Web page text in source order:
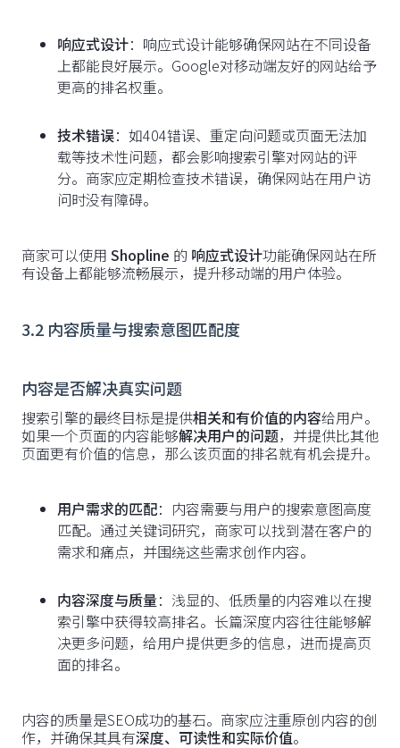
响应式设计：响应式设计能够确保网站在不同设备
上都能良好展示。Google对移动端友好的网站给予
更高的排名权重。
技术错误：如404错误、重定向问题或页面无法加
载等技术性问题，都会影响搜索引擎对网站的评
分。商家应定期检查技术错误，确保网站在用户访
问时没有障碍。
商家可以使用 Shopline 的 响应式设计功能确保网站在所
有设备上都能够流畅展示，提升移动端的用户体验。
3.2 内容质量与搜索意图匹配度
内容是否解决真实问题
搜索引擎的最终目标是提供相关和有价值的内容给用户。
如果一个页面的内容能够解决用户的问题，并提供比其他
页面更有价值的信息，那么该页面的排名就有机会提升。
用户需求的匹配：内容需要与用户的搜索意图高度
匹配。通过关键词研究，商家可以找到潜在客户的
需求和痛点，并围绕这些需求创作内容。
内容深度与质量：浅显的、低质量的内容难以在搜
索引擎中获得较高排名。长篇深度内容往往能够解
决更多问题，给用户提供更多的信息，进而提高页
面的排名。
内容的质量是SEO成功的基石。商家应注重原创内容的创
作，并确保其具有深度、可读性和实际价值。